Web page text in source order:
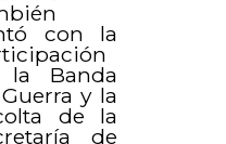
con la
la Banda
y la
de la
de